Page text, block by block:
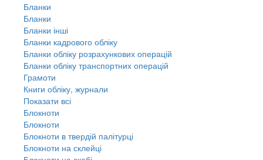
Бланки
Бланки
Бланки інші
Бланки кадрового обліку
Бланки обліку розрахункових операцій
Бланки обліку транспортних операцій
Грамоти
Книги обліку, журнали
Показати всі
Блокноти
Блокноти
Блокноти в твердій палітурці
Блокноти на склейці